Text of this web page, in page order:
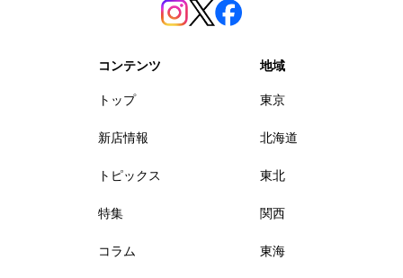
コンテンツ
トップ
新店情報
トピックス
特集
コラム
地域
東京
北海道
東北
関西
東海